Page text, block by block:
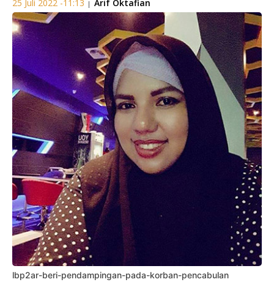
25 Juli 2022 -11:13 | Arif Oktafian
lbp2ar-beri-pendampingan-pada-korban-pencabulan